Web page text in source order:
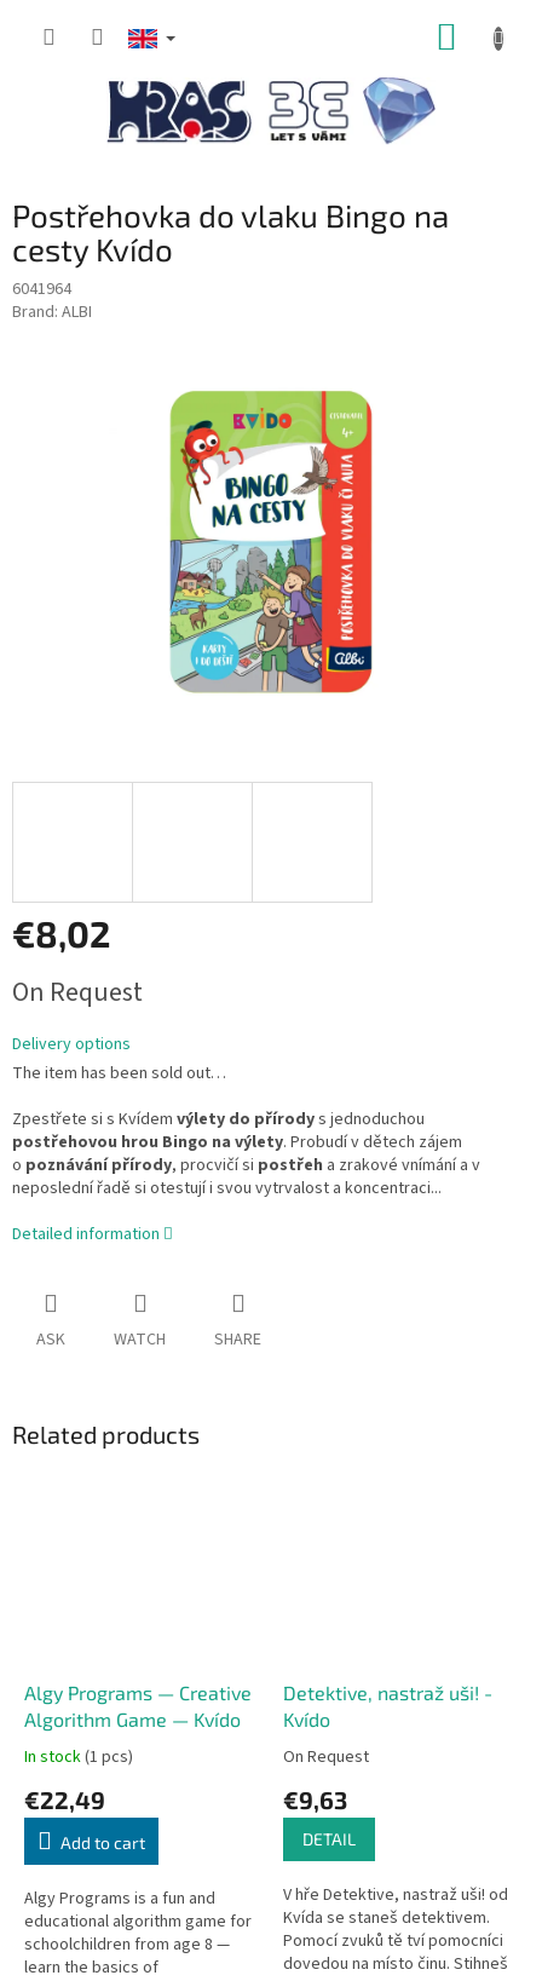
Postřehovka do vlaku Bingo na
cesty Kvído
6041964
Brand: ALBI
€8,02
price:
On Request
Delivery options
The item has been sold out…
Zpestřete si s Kvídem výlety do přírodys jednoduchou
postřehovou hrou Bingo na výlety. Probudí v dětech zájem
o poznávání přírody, procvičí si postřeh a zrakové vnímání a v
neposlední řadě si otestují i svou vytrvalost a koncentraci...
Detailed information
ASK WATCH SHARE
Related products
Algy Programs — Creative
Algorithm Game — Kvído
In stock(1 pcs)
€22,49
Add to cart
Algy Programs is a fun and
educational algorithm game for
schoolchildren from age 8 —
learn the basics of
Detektive, nastraž uši! -
Kvído
On Request
€9,63
DETAIL
V hře Detektive, nastraž uši! od
Kvída se staneš detektivem.
Pomocí zvuků tě tví pomocníci
dovedou na místo činu. Stihneš